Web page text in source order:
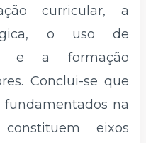
curricular, a
o uso de
e a formação
Conclui-se que
fundamentados na
eixos